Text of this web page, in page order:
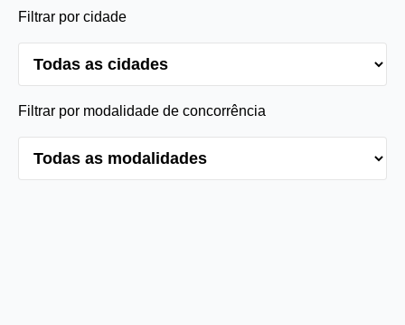
Filtrar por cidade
Filtrar por modalidade de concorrência